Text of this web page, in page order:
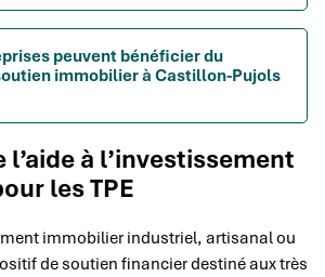
peuvent bénéficier du
immobilier à Castillon-Pujols
à l’investissement
les TPE
immobilier industriel, artisanal ou
de soutien financier destiné aux très